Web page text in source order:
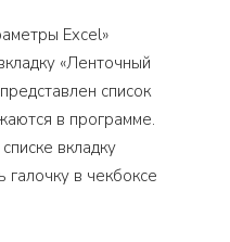
Excel»
«Ленточный
список
в программе.
вкладку
галочку в чекбоксе